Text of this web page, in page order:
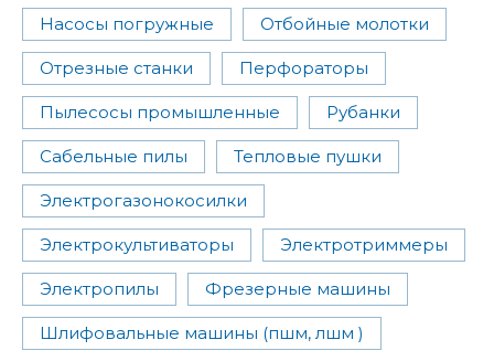
Насосы погружные Отбойные молотки
Отрезные станки Перфораторы
Пылесосы промышленные Рубанки
Сабельные пилы Тепловые пушки
Электрогазонокосилки
Электрокультиваторы Электротриммеры
Электропилы Фрезерные машины
Шлифовальные машины (пшм, лшм )